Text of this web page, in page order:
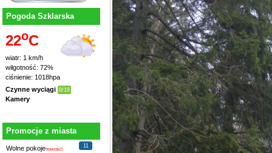
Pogoda Szklarska
22oC
wiatr: 1 km/h
wilgotność: 72%
ciśnienie: 1018hpa
Czynne wyciągi 0/18
Kamery
Promocje z miasta
Wolne pokojenowość!
11